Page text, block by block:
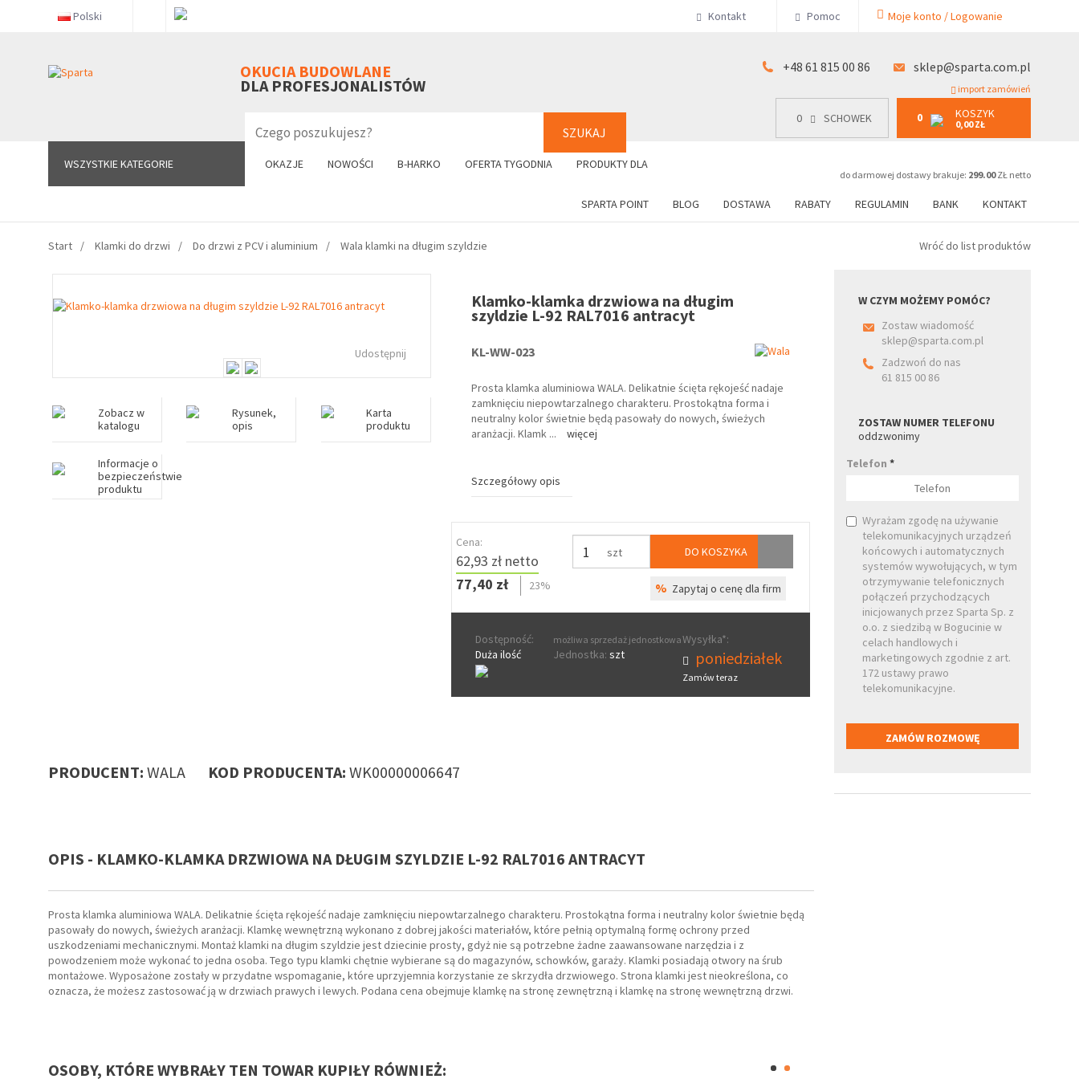
Polski Kontakt Pomoc Moje konto / Logowanie
OKUCIA BUDOWLANE
DLA PROFESJONALISTÓW
SZUKAJ
+48 61 815 00 86 sklep@sparta.com.pl
import zamówień
0 SCHOWEK 0 KOSZYK
0,00 ZŁ
do darmowej dostawy brakuje: 299.00ZŁ netto
WSZYSTKIE KATEGORIE OKAZJE NOWOŚCI B-HARKO OFERTA TYGODNIA PRODUKTY DLA
SPARTA POINT BLOG DOSTAWA RABATY REGULAMIN BANK KONTAKT
WSZYSTKIE KATEGORIE 0 SCHOWEK 0 KOSZYK
0,00 ZŁ
+48 61 815 00 86
Start Klamki do drzwi Do drzwi z PCV i aluminium Wala klamki na długim szyldzie Wróć do list produktów
Udostępnij
Zobacz w
katalogu
Rysunek,
opis
Karta
produktu
Informacje o
bezpieczeństwie
produktu
Klamko-klamka drzwiowa na długim
szyldzie L-92 RAL7016 antracyt
KL-WW-023
Prosta klamka aluminiowa WALA. Delikatnie ścięta rękojeść nadaje
zamknięciu niepowtarzalnego charakteru. Prostokątna forma i
neutralny kolor świetnie będą pasowały do nowych, świeżych
aranżacji. Klamk ... więcej
Szczegółowy opis
Cena:
62,93 zł netto
77,40 zł
23%
szt DO KOSZYKA
% Zapytaj o cenę dla firm
Dostępność:
Duża ilość
możliwa sprzedaż jednostkowa
Jednostka: szt
Wysyłka*:
poniedziałek
Zamów teraz
PRODUCENT: WALA KOD PRODUCENTA: WK00000006647
OPIS - KLAMKO-KLAMKA DRZWIOWA NA DŁUGIM SZYLDZIE L-92 RAL7016 ANTRACYT
Prosta klamka aluminiowa WALA. Delikatnie ścięta rękojeść nadaje zamknięciu niepowtarzalnego charakteru. Prostokątna forma i neutralny kolor świetnie będą
pasowały do nowych, świeżych aranżacji. Klamkę wewnętrzną wykonano z dobrej jakości materiałów, które pełnią optymalną formę ochrony przed
uszkodzeniami mechanicznymi. Montaż klamki na długim szyldzie jest dziecinie prosty, gdyż nie są potrzebne żadne zaawansowane narzędzia i z
powodzeniem może wykonać to jedna osoba. Tego typu klamki chętnie wybierane są do magazynów, schowków, garaży. Klamki posiadają otwory na śrub
montażowe. Wyposażone zostały w przydatne wspomaganie, które uprzyjemnia korzystanie ze skrzydła drzwiowego. Strona klamki jest nieokreślona, co
oznacza, że możesz zastosować ją w drzwiach prawych i lewych. Podana cena obejmuje klamkę na stronę zewnętrzną i klamkę na stronę wewnętrzną drzwi.
OSOBY, KTÓRE WYBRAŁY TEN TOWAR KUPIŁY RÓWNIEŻ:
W CZYM MOŻEMY POMÓC?
Zostaw wiadomość
sklep@sparta.com.pl
Zadzwoń do nas
61 815 00 86
ZOSTAW NUMER TELEFONU
oddzwonimy
Telefon*
Wyrażam zgodę na używanie
telekomunikacyjnych urządzeń
końcowych i automatycznych
systemów wywołujących, w tym
otrzymywanie telefonicznych
połączeń przychodzących
inicjowanych przez Sparta Sp. z
o.o. z siedzibą w Bogucinie w
celach handlowych i
marketingowych zgodnie z art.
172 ustawy prawo
telekomunikacyjne.